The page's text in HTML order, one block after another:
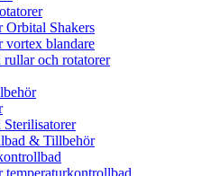
Orbital Shakers
vortex blandare
och rotatorer
& Tillbehör